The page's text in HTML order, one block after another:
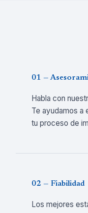
01 —
Habla con
Te ayudamos a
tu proceso de
02 — Fiabilidad
Los mejores